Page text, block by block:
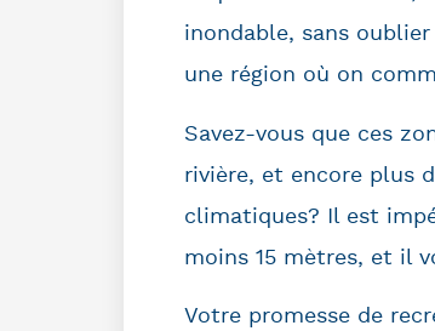
inondable, sans
une région où on
Savez-vous que ces
rivière, et encore plus
climatiques? Il est
moins 15 mètres, et il
Votre promesse de